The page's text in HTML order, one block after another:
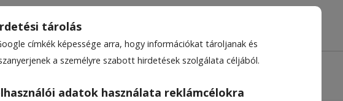
tárolás
címkék képessége arra, hogy információkat tároljanak és
a személyre szabott hirdetések szolgálata céljából.
adatok használata reklámcélokra
lesz a Kós Károly utcai